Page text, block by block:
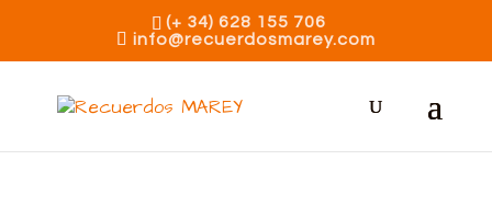
(+ 34) 628 155 706
info@recuerdosmarey.com